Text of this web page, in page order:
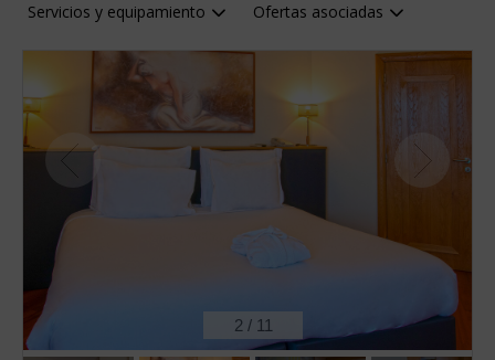
Servicios y equipamiento Ofertas asociadas
2 / 11